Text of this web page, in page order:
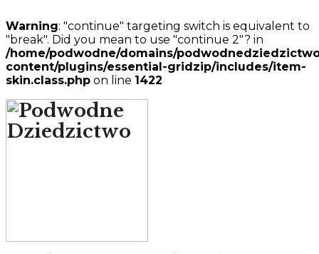
Warning: "continue" targeting switch is equivalent to
"break". Did you mean to use "continue 2"? in
/home/podwodne/domains/
content/plugins/essential-gridzip/includes/item-
skin.class.php on line 1422